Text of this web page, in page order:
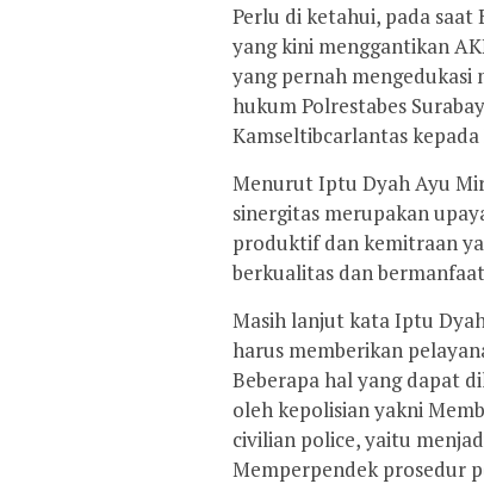
Perlu di ketahui, pada saat
yang kini menggantikan
yang pernah
hukum Polrestabes
Kamseltibcarlantas
Menurut Iptu Dyah Ayu
sinergitas merupakan
produktif dan kemitraan
berkualitas dan
Masih lanjut kata Iptu
harus memberikan
Beberapa hal yang dapat
oleh kepolisian yakni
civilian police, yaitu
Memperpendek prosedur